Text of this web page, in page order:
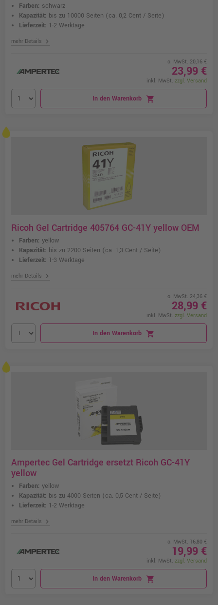
Farben: schwarz
Kapazität: bis zu 10000 Seiten (ca. 0,2 Cent / Seite)
Lieferzeit: 1-2 Werktage
mehr Details chevron_right
o. MwSt. 20,16 €
23,99 €
inkl. MwSt. zzgl. Versand
In den Warenkorb shopping_cart
Ricoh Gel Cartridge 405764 GC-41Y yellow OEM
Farben: yellow
Kapazität: bis zu 2200 Seiten (ca. 1,3 Cent / Seite)
Lieferzeit: 1-3 Werktage
mehr Details chevron_right
o. MwSt. 24,36 €
28,99 €
inkl. MwSt. zzgl. Versand
In den Warenkorb shopping_cart
Ampertec Gel Cartridge ersetzt Ricoh GC-41Y
yellow
Farben: yellow
Kapazität: bis zu 4000 Seiten (ca. 0,5 Cent / Seite)
Lieferzeit: 1-2 Werktage
mehr Details chevron_right
o. MwSt. 16,80 €
19,99 €
inkl. MwSt. zzgl. Versand
In den Warenkorb shopping_cart